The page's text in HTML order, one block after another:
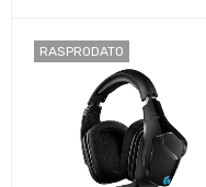
RASPRODATO